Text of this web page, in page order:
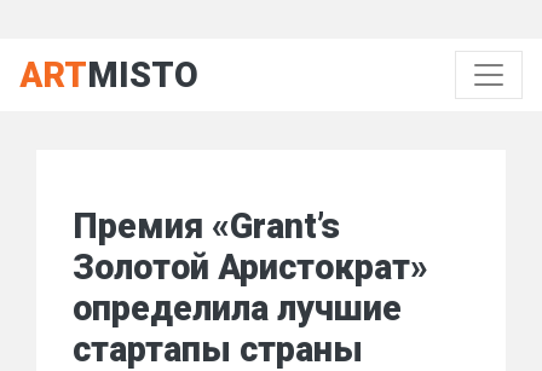
ARTMISTO
Премия «Grant’s
Золотой Аристократ»
определила лучшие
стартапы страны